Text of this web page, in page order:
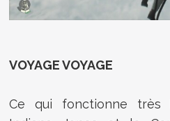
VOYAGE VOYAGE
Ce qui fonctionne très